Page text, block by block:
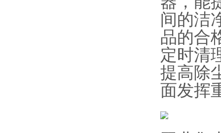
间的洁
品的合
定时清
提高除
面发挥